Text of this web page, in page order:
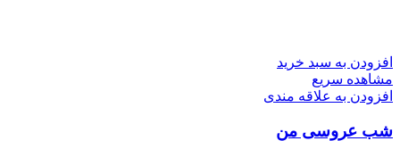
افزودن به سبد خرید
مشاهده سریع
افزودن به علاقه مندی
شب عروسی من